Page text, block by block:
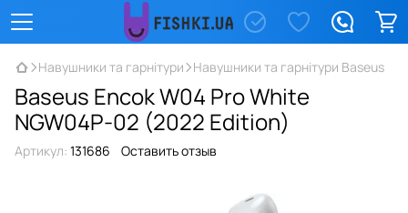
Навушники та гарнітури Навушники та гарнітури Baseus
Baseus Encok W04 Pro White
NGW04P-02 (2022 Edition)
Артикул: 131686 Оставить отзыв